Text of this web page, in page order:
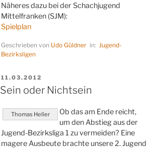
Näheres dazu bei der Schachjugend
Mittelfranken (SJM):
Spielplan
Geschrieben von Udo Güldner in:Jugend-
Bezirksligen
VERÖFFENTLICHT
AM
11.03.2012
Sein oder Nichtsein
Thomas Heller
Ob das am Ende reicht,
um den Abstieg aus der
Jugend-Bezirksliga 1 zu vermeiden? Eine
magere Ausbeute brachte unsere 2. Jugend